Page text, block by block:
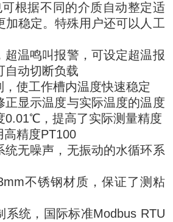
根据不同的介质自动整定适
加稳定。特殊用户还可以人工
超温鸣叫报警，可设定超温报
自动切断负载
使工作槽内温度快速稳定
正显示温度与实际温度的温度
0.01℃，提高了实际测量精度
精度PT100
统无噪声，无振动的水循环系
不锈钢材质，保证了测粘
系统，国际标准Modbus RTU